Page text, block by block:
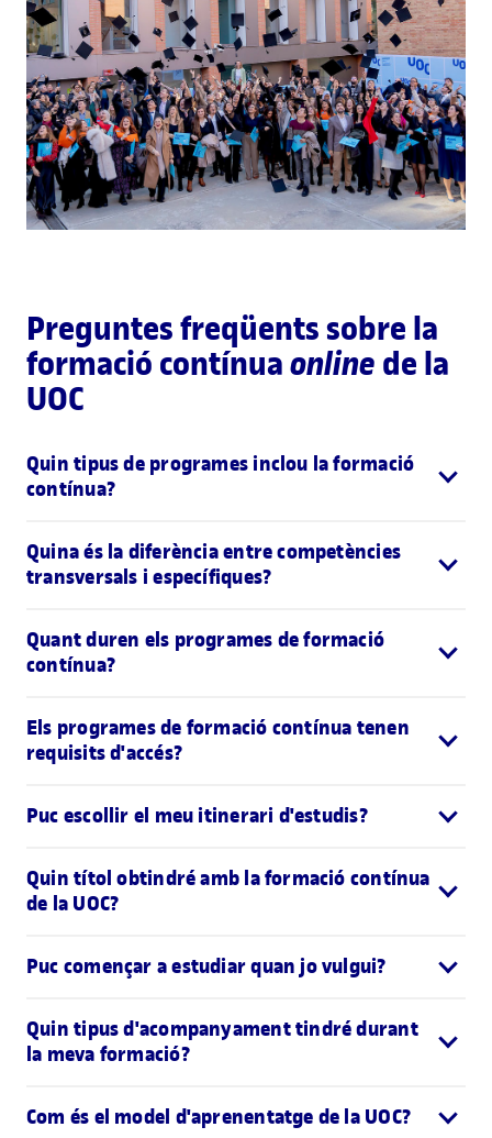
Preguntes freqüents sobre la
formació contínuaonline de la
UOC
Quin tipus de programes inclou la formació
contínua?
Quina és la diferència entre competències
transversals i específiques?
Quant duren els programes de formació
contínua?
Els programes de formació contínua tenen
requisits d'accés?
Puc escollir el meu itinerari d'estudis?
Quin títol obtindré amb la formació contínua
de la UOC?
Puc començar a estudiar quan jo vulgui?
Quin tipus d'acompanyament tindré durant
la meva formació?
Com és el model d'aprenentatge de la UOC?